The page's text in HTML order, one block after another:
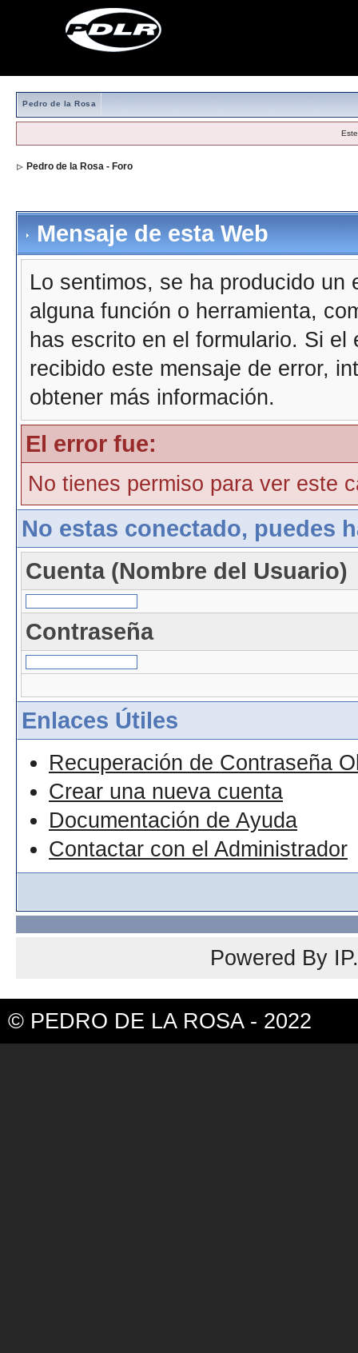
Pedro de la Rosa
Pedro de la Rosa - Foro
Mensaje de esta Web
Lo sentimos, se ha producido
alguna función o herramienta,
has escrito en el formulario. Si
recibido este mensaje de error,
obtener más información.
El error fue:
No tienes permiso para ver este
No estas conectado, puedes
Cuenta (Nombre del Usuario)
Contraseña
Enlaces Útiles
Recuperación de Contraseña
Crear una nueva cuenta
Documentación de Ayuda
Contactar con el Administrador
Powered By
© PEDRO DE LA ROSA - 2022